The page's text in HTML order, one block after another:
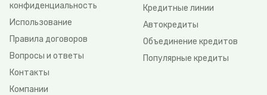
конфиденциальность
Использование
Правила договоров
Вопросы и ответы
Контакты
Компании
Кредитные линии
Автокредиты
Объединение кредитов
Популярные кредиты